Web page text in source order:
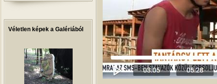
Véletlen képek a Galériából